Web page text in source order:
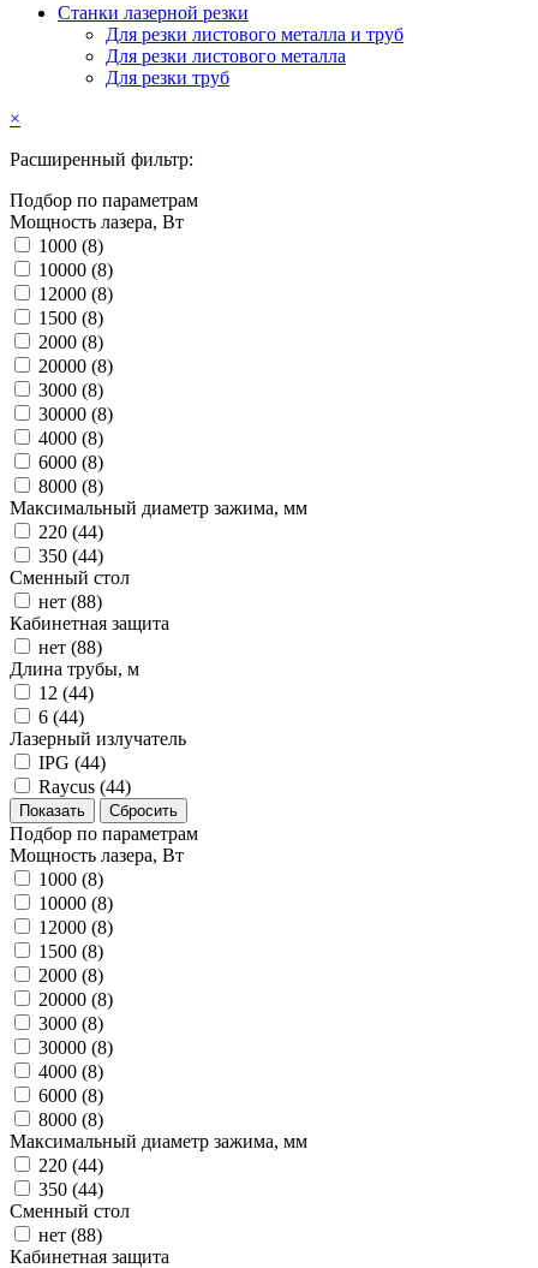
Станки лазерной резки
Для резки листового металла и труб
Для резки листового металла
Для резки труб
×
Расширенный фильтр:
Подбор по параметрам
Мощность лазера, Вт
1000 (8)
10000 (8)
12000 (8)
1500 (8)
2000 (8)
20000 (8)
3000 (8)
30000 (8)
4000 (8)
6000 (8)
8000 (8)
Максимальный диаметр зажима, мм
220 (44)
350 (44)
Сменный стол
нет (88)
Кабинетная защита
нет (88)
Длина трубы, м
12 (44)
6 (44)
Лазерный излучатель
IPG (44)
Raycus (44)
Подбор по параметрам
Мощность лазера, Вт
1000 (8)
10000 (8)
12000 (8)
1500 (8)
2000 (8)
20000 (8)
3000 (8)
30000 (8)
4000 (8)
6000 (8)
8000 (8)
Максимальный диаметр зажима, мм
220 (44)
350 (44)
Сменный стол
нет (88)
Кабинетная защита